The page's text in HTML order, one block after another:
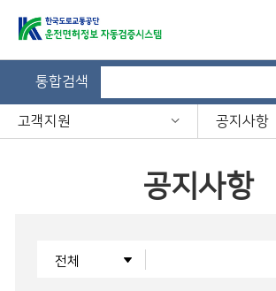
통합검색
고객지원 공지사항
공지사항